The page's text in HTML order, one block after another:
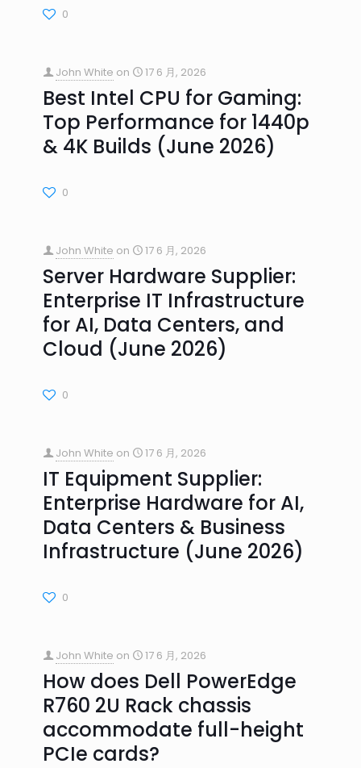
0
John White on 17 6 月, 2026
Best Intel CPU for Gaming:
Top Performance for 1440p
& 4K Builds (June 2026)
0
John White on 17 6 月, 2026
Server Hardware Supplier:
Enterprise IT Infrastructure
for AI, Data Centers, and
Cloud (June 2026)
0
John White on 17 6 月, 2026
IT Equipment Supplier:
Enterprise Hardware for AI,
Data Centers & Business
Infrastructure (June 2026)
0
John White on 17 6 月, 2026
How does Dell PowerEdge
R760 2U Rack chassis
accommodate full-height
PCIe cards?